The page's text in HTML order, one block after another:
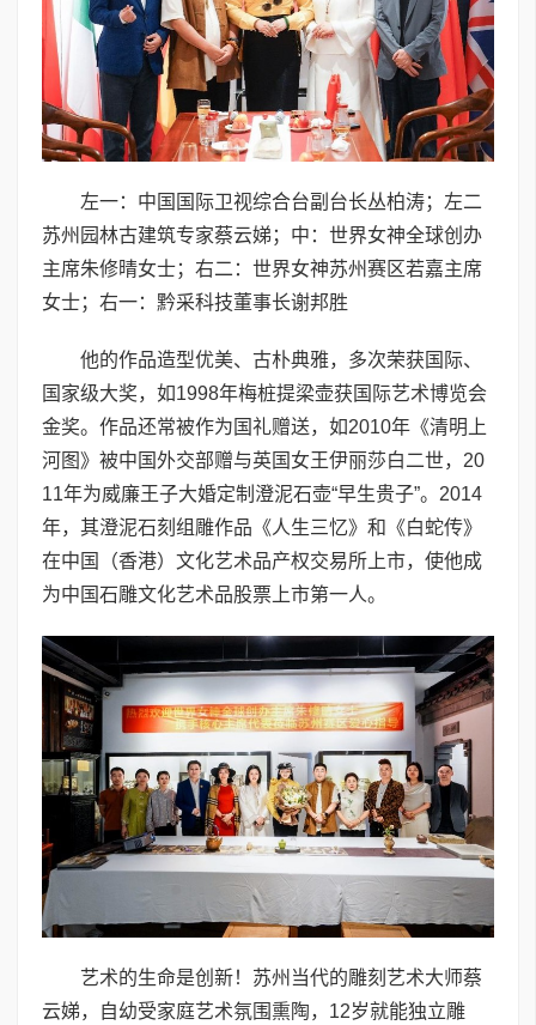
左一：中国国际卫视综合台副台长丛柏涛；左二
苏州园林古建筑专家蔡云娣；中：世界女神全球创办
主席朱修晴女士；右二：世界女神苏州赛区若嘉主席
女士；右一：黔采科技董事长谢邦胜
他的作品造型优美、古朴典雅，多次荣获国际、
国家级大奖，如1998年梅桩提梁壶获国际艺术博览会
金奖。作品还常被作为国礼赠送，如2010年《清明上
河图》被中国外交部赠与英国女王伊丽莎白二世，20
11年为威廉王子大婚定制澄泥石壶“早生贵子”。2014
年，其澄泥石刻组雕作品《人生三忆》和《白蛇传》
在中国（香港）文化艺术品产权交易所上市，使他成
为中国石雕文化艺术品股票上市第一人。
艺术的生命是创新！苏州当代的雕刻艺术大师蔡
云娣，自幼受家庭艺术氛围熏陶，12岁就能独立雕